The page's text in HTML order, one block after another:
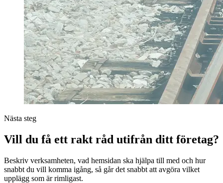
Nästa steg
Vill du få ett rakt råd utifrån ditt företag?
Beskriv verksamheten, vad hemsidan ska hjälpa till med och hur
snabbt du vill komma igång, så går det snabbt att avgöra vilket
upplägg som är rimligast.